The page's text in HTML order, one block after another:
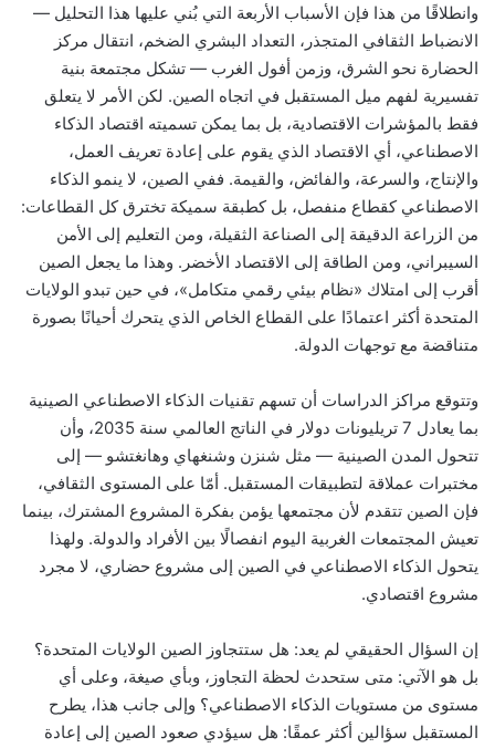
وانطلاقًا من هذا فإن الأسباب الأربعة التي بُني عليها هذا التحليل —
الانضباط الثقافي المتجذر، التعداد البشري الضخم، انتقال مركز
الحضارة نحو الشرق، وزمن أفول الغرب — تشكل مجتمعة بنية
تفسيرية لفهم ميل المستقبل في اتجاه الصين. لكن الأمر لا يتعلق
فقط بالمؤشرات الاقتصادية، بل بما يمكن تسميته اقتصاد الذكاء
الاصطناعي، أي الاقتصاد الذي يقوم على إعادة تعريف العمل،
والإنتاج، والسرعة، والفائض، والقيمة. ففي الصين، لا ينمو الذكاء
الاصطناعي كقطاع منفصل، بل كطبقة سميكة تخترق كل القطاعات:
من الزراعة الدقيقة إلى الصناعة الثقيلة، ومن التعليم إلى الأمن
السيبراني، ومن الطاقة إلى الاقتصاد الأخضر. وهذا ما يجعل الصين
أقرب إلى امتلاك «نظام بيئي رقمي متكامل»، في حين تبدو الولايات
المتحدة أكثر اعتمادًا على القطاع الخاص الذي يتحرك أحيانًا بصورة
متناقضة مع توجهات الدولة.
وتتوقع مراكز الدراسات أن تسهم تقنيات الذكاء الاصطناعي الصينية
بما يعادل 7 تريليونات دولار في الناتج العالمي سنة 2035، وأن
تتحول المدن الصينية — مثل شنزن وشنغهاي وهانغتشو — إلى
مختبرات عملاقة لتطبيقات المستقبل. أمّا على المستوى الثقافي،
فإن الصين تتقدم لأن مجتمعها يؤمن بفكرة المشروع المشترك، بينما
تعيش المجتمعات الغربية اليوم انفصالًا بين الأفراد والدولة. ولهذا
يتحول الذكاء الاصطناعي في الصين إلى مشروع حضاري، لا مجرد
مشروع اقتصادي.
إن السؤال الحقيقي لم يعد: هل ستتجاوز الصين الولايات المتحدة؟
بل هو الآتي: متى ستحدث لحظة التجاوز، وبأي صيغة، وعلى أي
مستوى من مستويات الذكاء الاصطناعي؟ وإلى جانب هذا، يطرح
المستقبل سؤالين أكثر عمقًا: هل سيؤدي صعود الصين إلى إعادة